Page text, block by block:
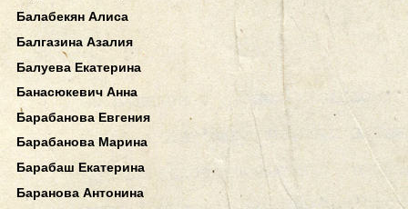
Балабекян Алиса
Балгазина Азалия
Балуева Екатерина
Банасюкевич Анна
Барабанова Евгения
Барабанова Марина
Барабаш Екатерина
Баранова Антонина